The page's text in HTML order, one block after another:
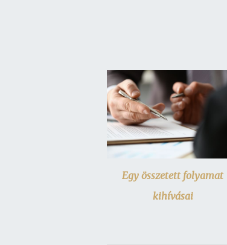
Egy összetett folyamat
kihívásai